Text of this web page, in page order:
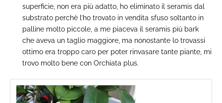
superficie, non era più adatto, ho eliminato il seramis dal
substrato perchè l’ho trovato in vendita sfuso soltanto in
palline molto piccole, a me piaceva il seramis più bark
che aveva un taglio maggiore, ma nonostante lo trovassi
ottimo era troppo caro per poter rinvasare tante piante, mi
trovo molto bene con Orchiata plus.